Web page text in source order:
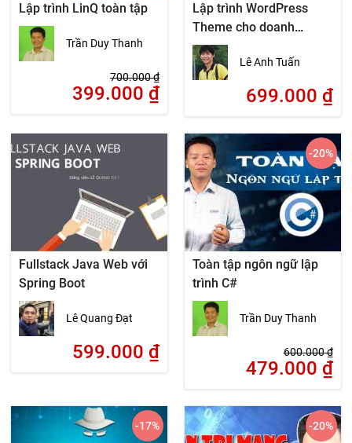
Lập trình LinQ toàn tập
Trần Duy Thanh
700.000₫
399.000 ₫
Lập trình WordPress
Theme cho doanh
nghiệp cùng Bootstrap
Lê Anh Tuấn
699.000 ₫
Fullstack Java Web với
Spring Boot
Lê Quang Đạt
599.000 ₫
Toàn tập ngôn ngữ lập
trình C#
Trần Duy Thanh
600.000₫
479.000 ₫
-20%
-17% -20%